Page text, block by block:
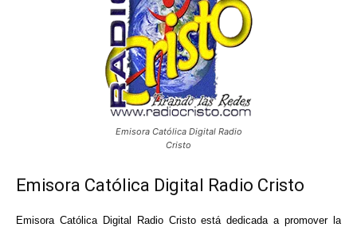
Emisora Católica Digital Radio
Cristo
Emisora Católica Digital Radio Cristo
Emisora Católica Digital Radio Cristo está dedicada a promover la